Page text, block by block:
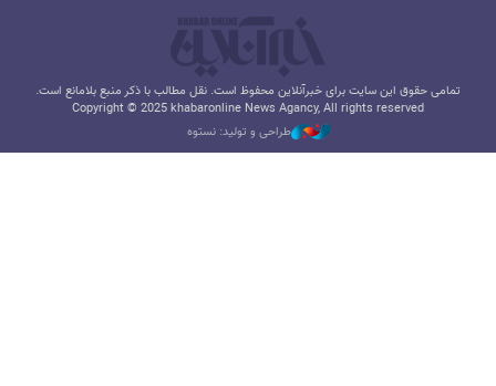
تمامی حقوق این سایت برای خبرآنلاین محفوظ است. نقل مطالب با ذکر منبع بلامانع است.
Copyright © 2025 khabaronline News Agancy, All rights reserved
طراحی و تولید: نستوه